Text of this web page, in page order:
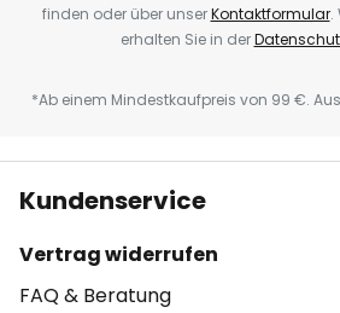
finden oder über unserKontaktformular.
erhalten Sie in der
*Ab einem Mindestkaufpreis von 99 €.
Kundenservice
Vertrag widerrufen
FAQ & Beratung